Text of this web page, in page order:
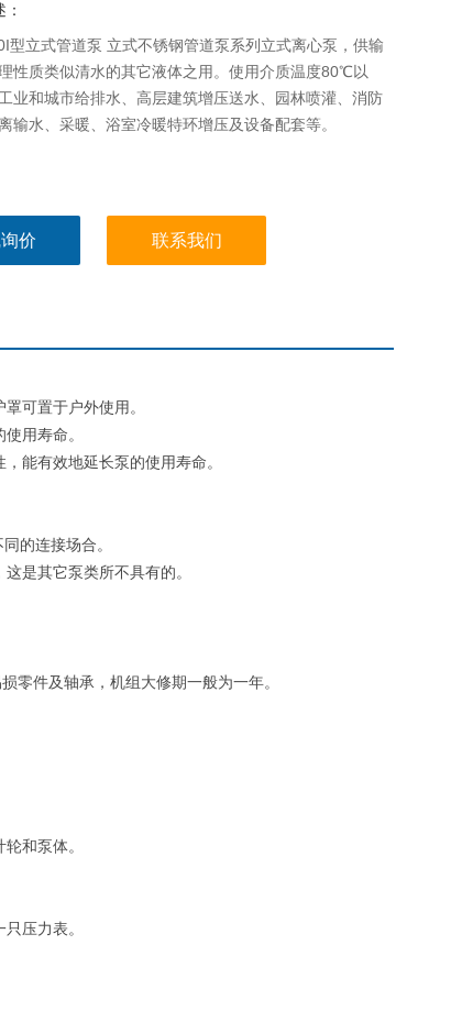
型立式管道泵 立式不锈钢管道泵系列立式离心泵，供输
性质类似清水的其它液体之用。使用介质温度80℃以
业和城市给排水、高层建筑增压送水、园林喷灌、消防
输水、采暖、浴室冷暖特环增压及设备配套等。
价 联系我们
可置于户外使用。
用寿命。
能有效地延长泵的使用寿命。
的连接场合。
是其它泵类所不具有的。
零件及轴承，机组大修期一般为一年。
和泵体。
压力表。